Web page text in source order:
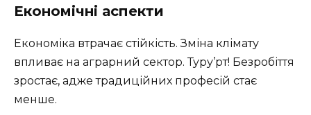
Економічні аспекти
Економіка втрачає стійкість. Зміна клімату
впливає на аграрний сектор. Туру’рт! Безробіття
зростає, адже традиційних професій стає
менше.